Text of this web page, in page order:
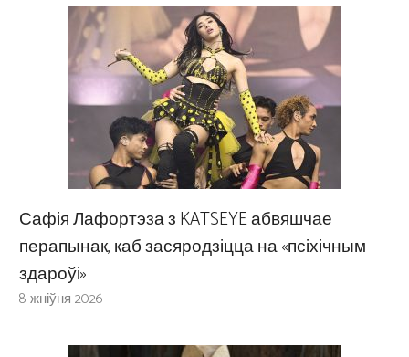
Сафія Лафортэза з KATSEYE абвяшчае
перапынак, каб засяродзіцца на «псіхічным
здароўі»
8 жніўня 2026